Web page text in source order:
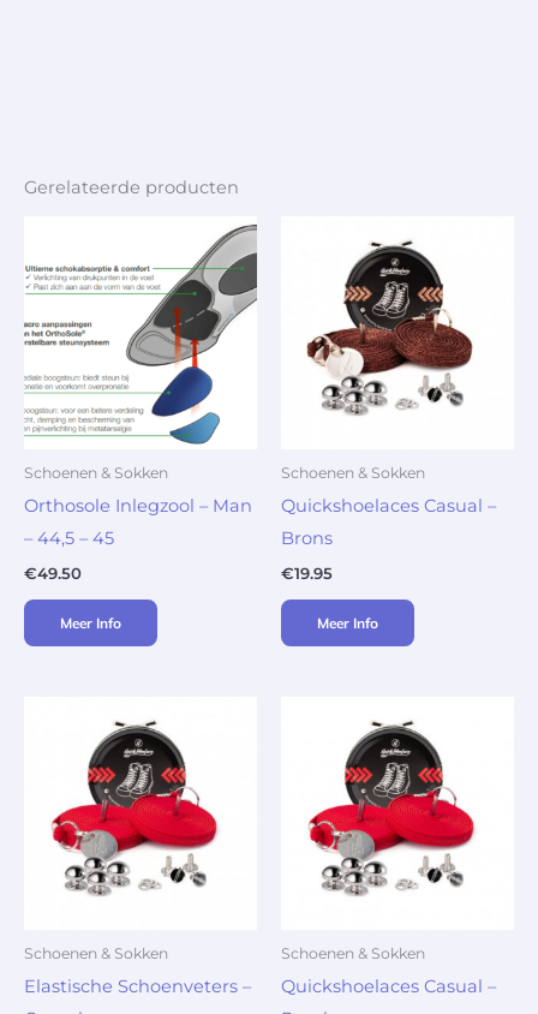
Gerelateerde producten
Schoenen & Sokken
Orthosole Inlegzool – Man
– 44,5 – 45
€49.50
Meer Info
Schoenen & Sokken
Quickshoelaces Casual –
Brons
€19.95
Meer Info
Schoenen & Sokken
Elastische Schoenveters –
Schoenen & Sokken
Quickshoelaces Casual –